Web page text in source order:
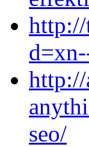
http://
seo/